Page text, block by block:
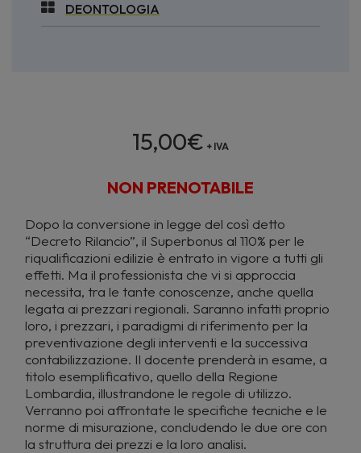
DEONTOLOGIA
15,00€ + IVA
NON PRENOTABILE
Dopo la conversione in legge del così detto
“Decreto Rilancio”, il Superbonus al 110% per le
riqualificazioni edilizie è entrato in vigore a tutti gli
effetti. Ma il professionista che vi si approccia
necessita, tra le tante conoscenze, anche quella
legata ai prezzari regionali. Saranno infatti proprio
loro, i prezzari, i paradigmi di riferimento per la
preventivazione degli interventi e la successiva
contabilizzazione. Il docente prenderà in esame, a
titolo esemplificativo, quello della Regione
Lombardia, illustrandone le regole di utilizzo.
Verranno poi affrontate le specifiche tecniche e le
norme di misurazione, concludendo le due ore con
la struttura dei prezzi e la loro analisi.